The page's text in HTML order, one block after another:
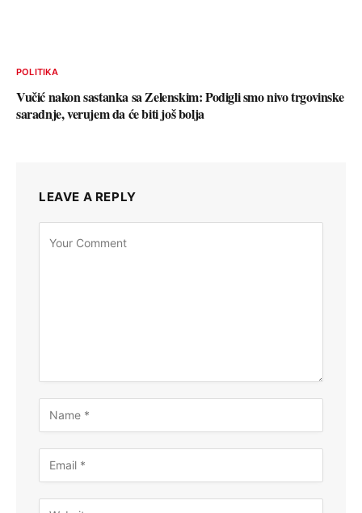
POLITIKA
Vučić nakon sastanka sa Zelenskim: Podigli smo nivo trgovinske
saradnje, verujem da će biti još bolja
LEAVE A REPLY